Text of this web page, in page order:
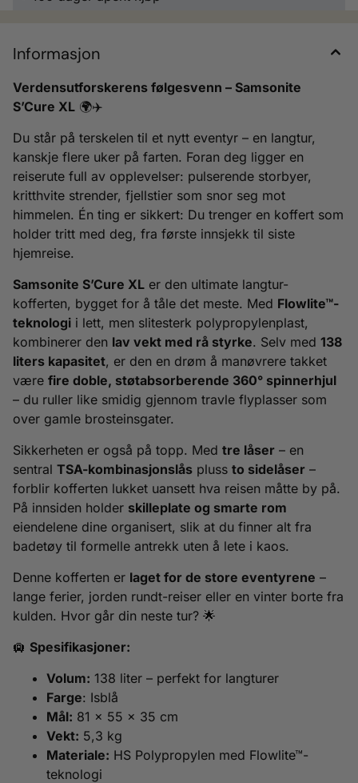
Informasjon
Verdensutforskerens følgesvenn – Samsonite
S’Cure XL 🌍✈️
Du står på terskelen til et nytt eventyr – en langtur,
kanskje flere uker på farten. Foran deg ligger en
reiserute full av opplevelser: pulserende storbyer,
kritthvite strender, fjellstier som snor seg mot
himmelen. Én ting er sikkert: Du trenger en koffert som
holder tritt med deg, fra første innsjekk til siste
hjemreise.
Samsonite S’Cure XL er den ultimate langtur-
kofferten, bygget for å tåle det meste. Med Flowlite™-
teknologi i lett, men slitesterk polypropylenplast,
kombinerer den lav vekt med rå styrke. Selv med 138
liters kapasitet, er den en drøm å manøvrere takket
være fire doble, støtabsorberende 360° spinnerhjul
– du ruller like smidig gjennom travle flyplasser som
over gamle brosteinsgater.
Sikkerheten er også på topp. Med tre låser – en
sentral TSA-kombinasjonslås pluss to sidelåser –
forblir kofferten lukket uansett hva reisen måtte by på.
På innsiden holder skilleplate og smarte rom
eiendelene dine organisert, slik at du finner alt fra
badetøy til formelle antrekk uten å lete i kaos.
Denne kofferten er laget for de store eventyrene –
lange ferier, jorden rundt-reiser eller en vinter borte fra
kulden. Hvor går din neste tur? 🌟
🛄 Spesifikasjoner:
Volum: 138 liter – perfekt for langturer
Farge: Isblå
Mål: 81 x 55 x 35 cm
Vekt: 5,3 kg
Materiale: HS Polypropylen med Flowlite™-
teknologi